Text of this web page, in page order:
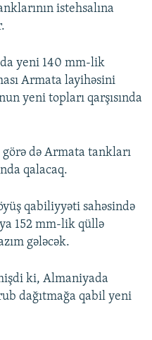
istehsalına
yeni 140 mm-lik
Armata layihəsini
yeni topları qarşısında
də Armata tankları
qalacaq.
qabiliyyəti sahəsində
152 mm-lik qüllə
gələcək.
ki, Almaniyada
dağıtmağa qabil yeni